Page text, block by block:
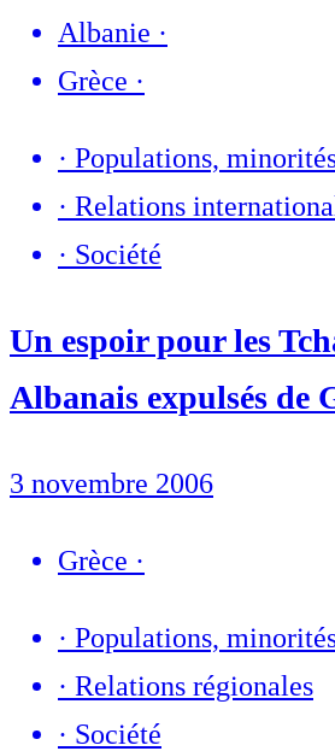
Albanie ·
Grèce ·
· Populations,
· Relations
· Société
Un espoir pour les
Albanais expulsés de
3 novembre 2006
Grèce ·
· Populations,
· Relations régionales
· Société